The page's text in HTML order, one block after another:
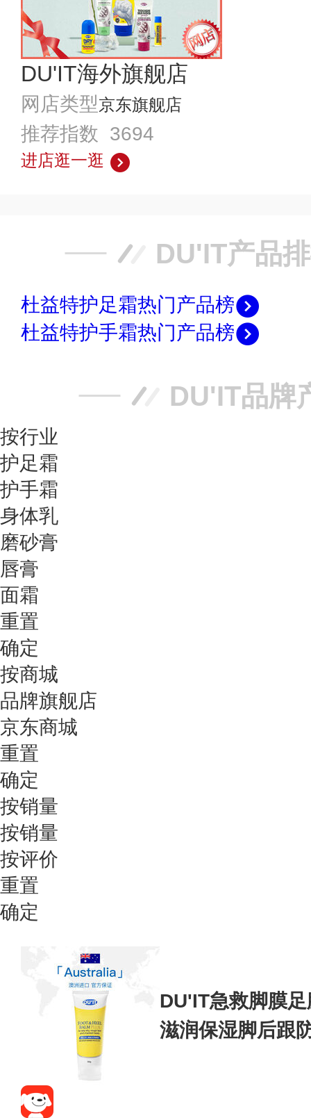
DU'IT海外旗舰店
网店类型京东旗舰店
推荐指数 3694
进店逛一逛
DU'IT产品
杜益特护足霜热门产品榜
杜益特护手霜热门产品榜
DU'IT品牌
按行业
护足霜
护手霜
身体乳
磨砂膏
唇膏
面霜
重置
确定
按商城
品牌旗舰店
京东商城
重置
确定
按销量
按销量
按评价
重置
确定
DU'IT急救脚膜
滋润保湿脚后跟